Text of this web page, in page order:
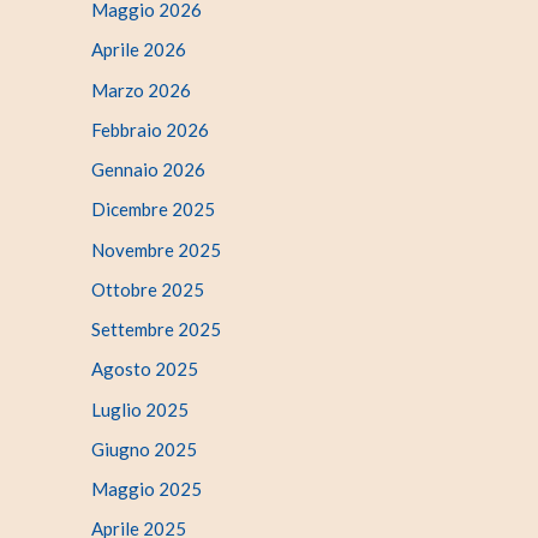
Maggio 2026
Aprile 2026
Marzo 2026
Febbraio 2026
Gennaio 2026
Dicembre 2025
Novembre 2025
Ottobre 2025
Settembre 2025
Agosto 2025
Luglio 2025
Giugno 2025
Maggio 2025
Aprile 2025